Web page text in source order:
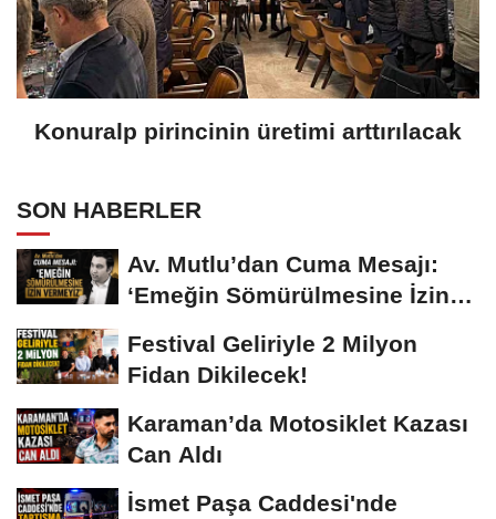
Konuralp pirincinin üretimi arttırılacak
SON HABERLER
Av. Mutlu’dan Cuma Mesajı:
‘Emeğin Sömürülmesine İzin
Festival Geliriyle 2 Milyon
Fidan Dikilecek!
Karaman’da Motosiklet Kazası
Can Aldı
İsmet Paşa Caddesi'nde